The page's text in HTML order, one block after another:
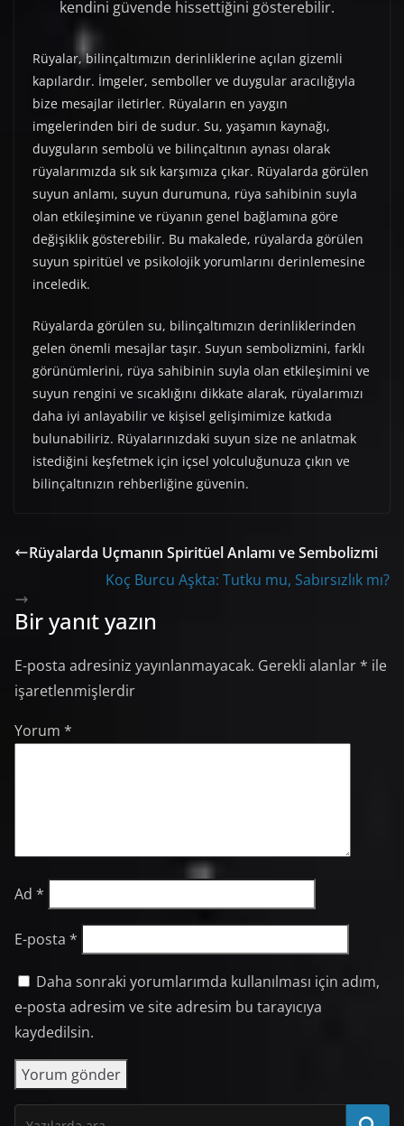
kendini güvende hissettiğini gösterebilir.
Rüyalar, bilinçaltımızın derinliklerine açılan gizemli
kapılardır. İmgeler, semboller ve duygular aracılığıyla
bize mesajlar iletirler. Rüyaların en yaygın
imgelerinden biri de sudur. Su, yaşamın kaynağı,
duyguların sembolü ve bilinçaltının aynası olarak
rüyalarımızda sık sık karşımıza çıkar. Rüyalarda görülen
suyun anlamı, suyun durumuna, rüya sahibinin suyla
olan etkileşimine ve rüyanın genel bağlamına göre
değişiklik gösterebilir. Bu makalede, rüyalarda görülen
suyun spiritüel ve psikolojik yorumlarını derinlemesine
inceledik.
Rüyalarda görülen su, bilinçaltımızın derinliklerinden
gelen önemli mesajlar taşır. Suyun sembolizmini, farklı
görünümlerini, rüya sahibinin suyla olan etkileşimini ve
suyun rengini ve sıcaklığını dikkate alarak, rüyalarımızı
daha iyi anlayabilir ve kişisel gelişimimize katkıda
bulunabiliriz. Rüyalarınızdaki suyun size ne anlatmak
istediğini keşfetmek için içsel yolculuğunuza çıkın ve
bilinçaltınızın rehberliğine güvenin.
Rüyalarda Uçmanın Spiritüel Anlamı ve Sembolizmi
Koç Burcu Aşkta: Tutku mu, Sabırsızlık mı?
Bir yanıt yazın
E-posta adresiniz yayınlanmayacak. Gerekli alanlar* ile
işaretlenmişlerdir
Yorum *
Ad *
E-posta *
Daha sonraki yorumlarımda kullanılması için adım,
e-posta adresim ve site adresim bu tarayıcıya
kaydedilsin.